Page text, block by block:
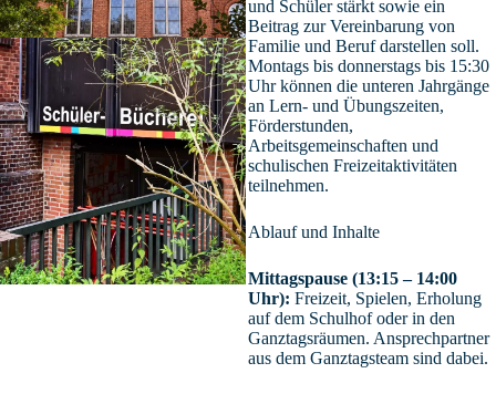
und Schüler stärkt sowie ein
Beitrag zur Vereinbarung von
Familie und Beruf darstellen soll.
Montags bis donnerstags bis 15:30
Uhr können die unteren Jahrgänge
an Lern- und Übungszeiten,
Förderstunden,
Arbeitsgemeinschaften und
schulischen Freizeitaktivitäten
teilnehmen.
Ablauf und Inhalte
Mittagspause (13:15 – 14:00
Uhr): Freizeit, Spielen, Erholung
auf dem Schulhof oder in den
Ganztagsräumen. Ansprechpartner
aus dem Ganztagsteam sind dabei.